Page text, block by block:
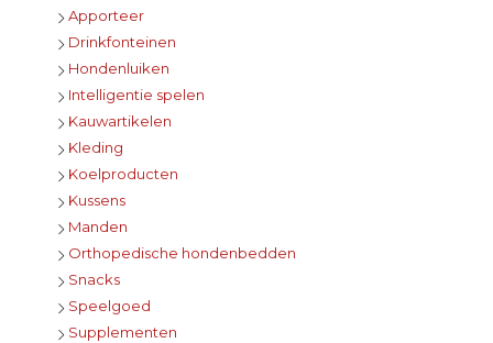
Apporteer
Drinkfonteinen
Hondenluiken
Intelligentie spelen
Kauwartikelen
Kleding
Koelproducten
Kussens
Manden
Orthopedische hondenbedden
Snacks
Speelgoed
Supplementen